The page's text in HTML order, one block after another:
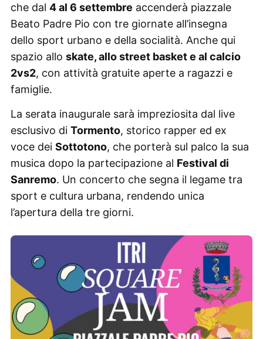
che dal 4 al 6 settembre accenderà piazzale
Beato Padre Pio con tre giornate all’insegna
dello sport urbano e della socialità. Anche qui
spazio allo skate, allo street basket e al calcio
2vs2, con attività gratuite aperte a ragazzi e
famiglie.
La serata inaugurale sarà impreziosita dal live
esclusivo di Tormento, storico rapper ed ex
voce dei Sottotono, che porterà sul palco la sua
musica dopo la partecipazione al Festival di
Sanremo. Un concerto che segna il legame tra
sport e cultura urbana, rendendo unica
l’apertura della tre giorni.